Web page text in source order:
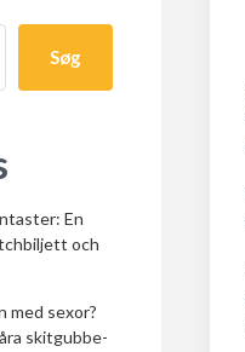
Søg
En
och
med sexor?
skitgubbe-